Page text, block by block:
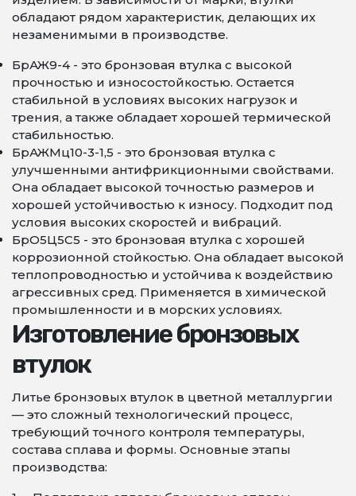
обладают рядом характеристик, делающих их
незаменимыми в производстве.
БрАЖ9-4 - это бронзовая втулка с высокой
прочностью и износостойкостью. Остается
стабильной в условиях высоких нагрузок и
трения, а также обладает хорошей термической
стабильностью.
БрАЖМц10-3-1,5 - это бронзовая втулка с
улучшенными антифрикционными свойствами.
Она обладает высокой точностью размеров и
хорошей устойчивостью к износу. Подходит под
условия высоких скоростей и вибраций.
БрО5Ц5С5 - это бронзовая втулка с хорошей
коррозионной стойкостью. Она обладает высокой
теплопроводностью и устойчива к воздействию
агрессивных сред. Применяется в химической
промышленности и в морских условиях.
Изготовление бронзовых
втулок
Литье бронзовых втулок в цветной металлургии
— это сложный технологический процесс,
требующий точного контроля температуры,
состава сплава и формы. Основные этапы
производства: